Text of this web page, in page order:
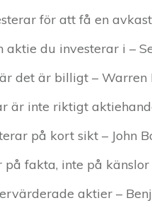
för att få en
aktie du investerar i –
det är billigt – Warren
är inte riktigt
på kort sikt – John
fakta, inte på känslor
aktier –